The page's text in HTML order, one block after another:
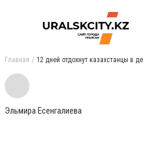
Главная 12 дней отдохнут казахстанцы в
Эльмира Есенгалиева